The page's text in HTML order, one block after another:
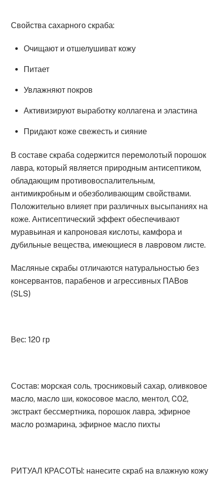
Свойства сахарного скраба:
Очищают и отшелушиват кожу
Питает
Увлажняют покров
Активизируют выработку коллагена и эластина
Придают коже свежесть и сияние
В составе скраба содержится перемолотый порошок
лавра, который является природным антисептиком,
обладающим противовоспалительным,
антимикробным и обезболивающим свойствами.
Положительно влияет при различных высыпаниях на
коже. Антисептический эффект обеспечивают
муравьиная и капроновая кислоты, камфора и
дубильные вещества, имеющиеся в лавровом листе.
Масляные скрабы отличаются натуральностью без
консервантов, парабенов и агрессивных ПАВов
(SLS)
Вес: 120 гр
Состав: морская соль, тросниковый сахар, оливковое
масло, масло ши, кокосовое масло, ментол, CO2,
экстракт бессмертника, порошок лавра, эфирное
масло розмарина, эфирное масло пихты
РИТУАЛ КРАСОТЫ: нанесите скраб на влажную кожу